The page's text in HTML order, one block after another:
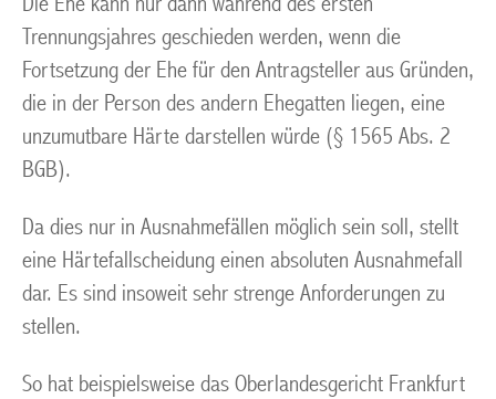
Trennungsjahres geschieden werden, wenn die
Fortsetzung der Ehe für den Antragsteller aus Gründen,
die in der Person des andern Ehegatten liegen, eine
unzumutbare Härte darstellen würde (§ 1565 Abs. 2
BGB).
Da dies nur in Ausnahmefällen möglich sein soll, stellt
eine Härtefallscheidung einen absoluten Ausnahmefall
dar. Es sind insoweit sehr strenge Anforderungen zu
stellen.
So hat beispielsweise das Oberlandesgericht Frankfurt